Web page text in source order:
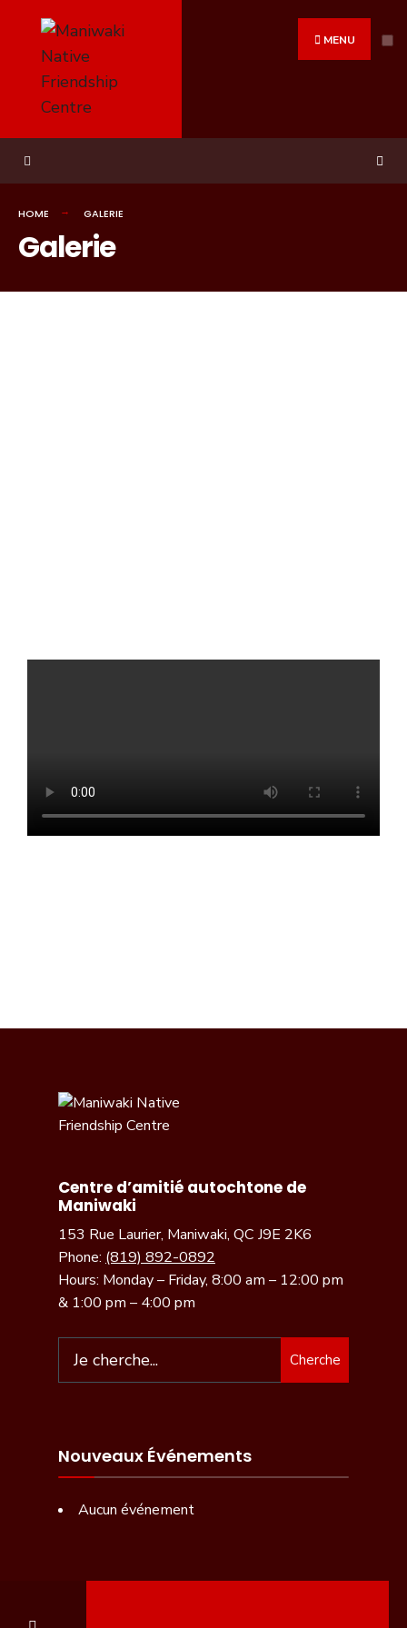
MENU
HOME GALERIE
Galerie
Centre d’amitié autochtone de
Maniwaki
153 Rue Laurier, Maniwaki, QC J9E 2K6
Phone: (819) 892-0892
Hours: Monday – Friday, 8:00 am – 12:00 pm
& 1:00 pm – 4:00 pm
Cherche
Nouveaux Événements
Aucun événement